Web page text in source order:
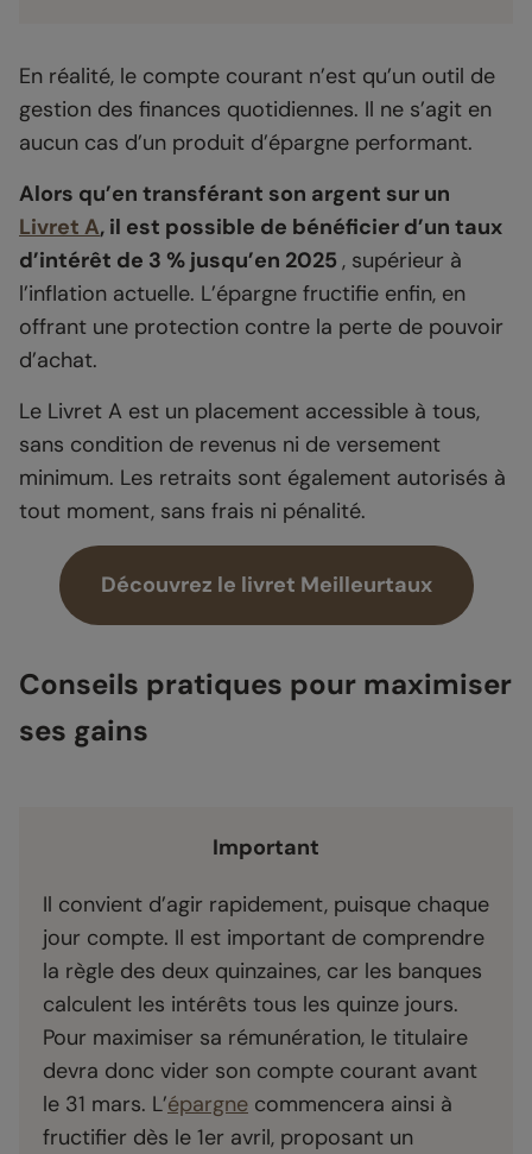
En réalité, le compte courant n’est qu’un outil de
gestion des finances quotidiennes. Il ne s’agit en
aucun cas d’un produit d’épargne performant.
Alors qu’en transférant son argent sur un
Livret A, il est possible de bénéficier d’un taux
d’intérêt de 3 % jusqu’en 2025, supérieur à
l’inflation actuelle. L’épargne fructifie enfin, en
offrant une protection contre la perte de pouvoir
d’achat.
Le Livret A est un placement accessible à tous,
sans condition de revenus ni de versement
minimum. Les retraits sont également autorisés à
tout moment, sans frais ni pénalité.
Découvrez le livret Meilleurtaux
Conseils pratiques pour maximiser
ses gains
Important
Il convient d’agir rapidement, puisque chaque
jour compte. Il est important de comprendre
la règle des deux quinzaines, car les banques
calculent les intérêts tous les quinze jours.
Pour maximiser sa rémunération, le titulaire
devra donc vider son compte courant avant
le 31 mars. L’épargne commencera ainsi à
fructifier dès le 1er avril, proposant un